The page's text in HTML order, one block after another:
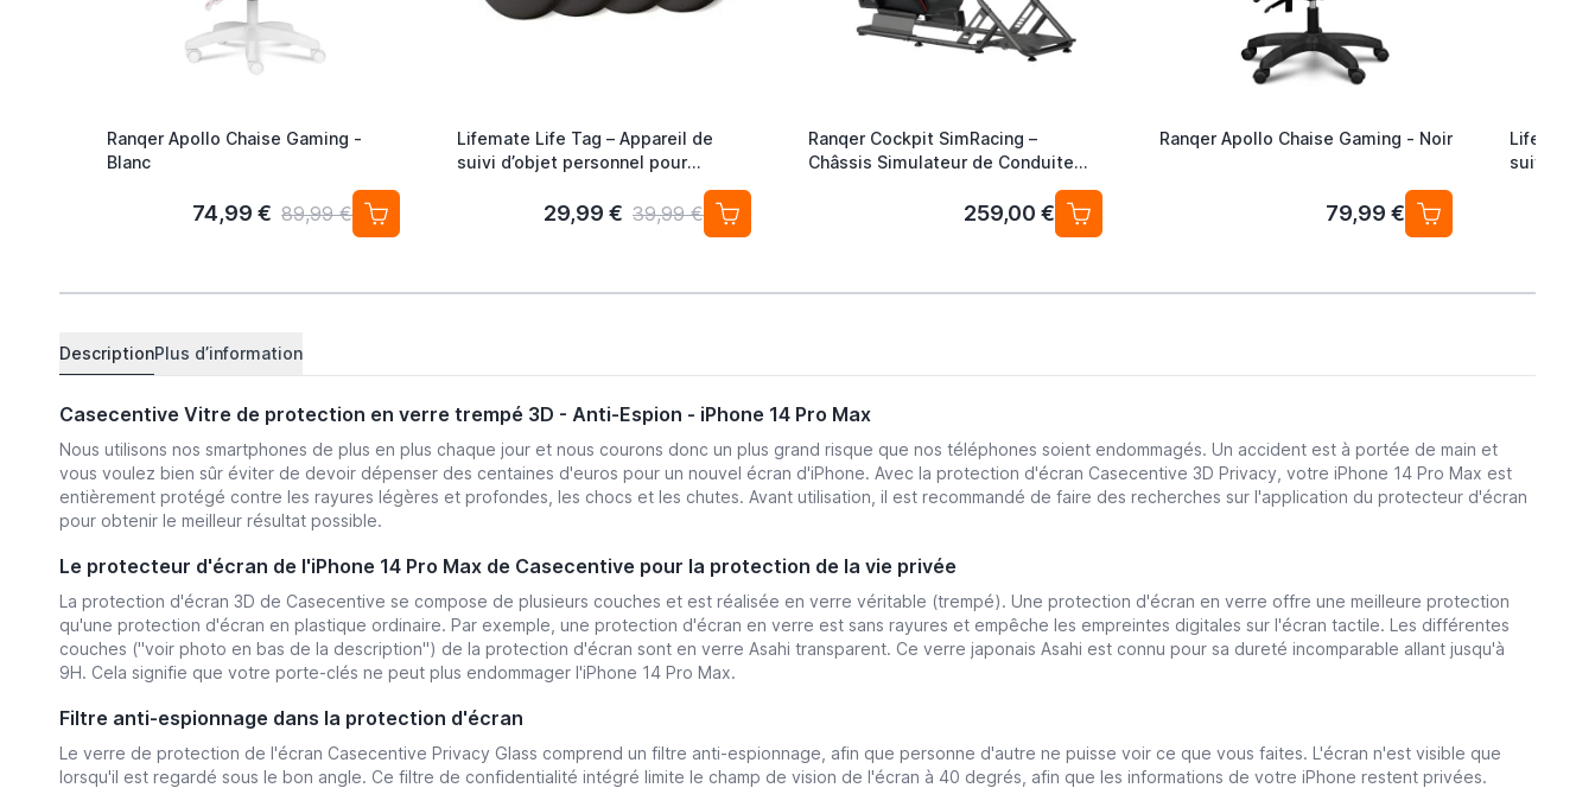
Ranqer Apollo Chaise Gaming -
Blanc
74,99 € 89,99 €
Lifemate Life Tag – Appareil de
suivi d’objet personnel pour
Android / Google Localiser (lot de
4) Traceur Sans Abonnement
29,99 € 39,99 €
Ranqer Cockpit SimRacing –
Châssis Simulateur de Conduite
259,00 €
Ranqer Apollo Chaise Gaming - Noir
79,99 €
Lifemate
suivi
DescriptionPlus d’information
Casecentive Vitre de protection en verre trempé 3D - Anti-Espion - iPhone 14 Pro Max
Nous utilisons nos smartphones de plus en plus chaque jour et nous courons donc un plus grand risque que nos téléphones soient endommagés. Un accident est à portée de main et
vous voulez bien sûr éviter de devoir dépenser des centaines d'euros pour un nouvel écran d'iPhone. Avec la protection d'écran Casecentive 3D Privacy, votre iPhone 14 Pro Max est
entièrement protégé contre les rayures légères et profondes, les chocs et les chutes. Avant utilisation, il est recommandé de faire des recherches sur l'application du protecteur d'écran
pour obtenir le meilleur résultat possible.
Le protecteur d'écran de l'iPhone 14 Pro Max de Casecentive pour la protection de la vie privée
La protection d'écran 3D de Casecentive se compose de plusieurs couches et est réalisée en verre véritable (trempé). Une protection d'écran en verre offre une meilleure protection
qu'une protection d'écran en plastique ordinaire. Par exemple, une protection d'écran en verre est sans rayures et empêche les empreintes digitales sur l'écran tactile. Les différentes
couches (''voir photo en bas de la description'') de la protection d'écran sont en verre Asahi transparent. Ce verre japonais Asahi est connu pour sa dureté incomparable allant jusqu'à
9H. Cela signifie que votre porte-clés ne peut plus endommager l'iPhone 14 Pro Max.
Filtre anti-espionnage dans la protection d'écran
Le verre de protection de l'écran Casecentive Privacy Glass comprend un filtre anti-espionnage, afin que personne d'autre ne puisse voir ce que vous faites. L'écran n'est visible que
lorsqu'il est regardé sous le bon angle. Ce filtre de confidentialité intégré limite le champ de vision de l'écran à 40 degrés, afin que les informations de votre iPhone restent privées.